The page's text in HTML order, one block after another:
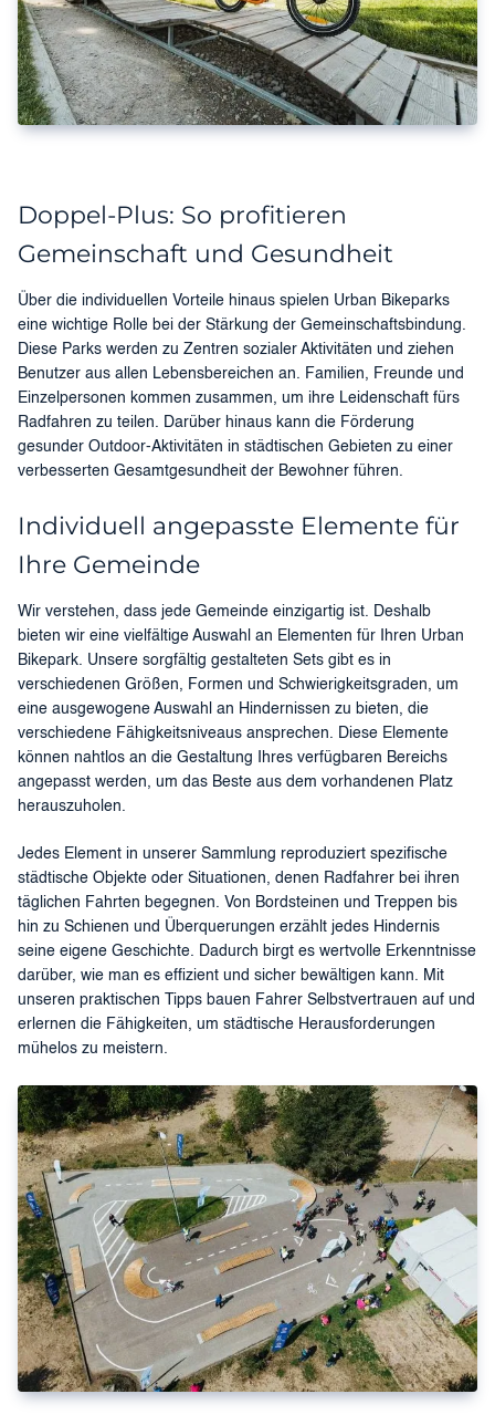
Doppel-Plus: So profitieren
Gemeinschaft und Gesundheit
Über die individuellen Vorteile hinaus spielen Urban Bikeparks
eine wichtige Rolle bei der Stärkung der Gemeinschaftsbindung.
Diese Parks werden zu Zentren sozialer Aktivitäten und ziehen
Benutzer aus allen Lebensbereichen an. Familien, Freunde und
Einzelpersonen kommen zusammen, um ihre Leidenschaft fürs
Radfahren zu teilen. Darüber hinaus kann die Förderung
gesunder Outdoor-Aktivitäten in städtischen Gebieten zu einer
verbesserten Gesamtgesundheit der Bewohner führen.
Individuell angepasste Elemente für
Ihre Gemeinde
Wir verstehen, dass jede Gemeinde einzigartig ist. Deshalb
bieten wir eine vielfältige Auswahl an Elementen für Ihren Urban
Bikepark. Unsere sorgfältig gestalteten Sets gibt es in
verschiedenen Größen, Formen und Schwierigkeitsgraden, um
eine ausgewogene Auswahl an Hindernissen zu bieten, die
verschiedene Fähigkeitsniveaus ansprechen. Diese Elemente
können nahtlos an die Gestaltung Ihres verfügbaren Bereichs
angepasst werden, um das Beste aus dem vorhandenen Platz
herauszuholen.
Jedes Element in unserer Sammlung reproduziert spezifische
städtische Objekte oder Situationen, denen Radfahrer bei ihren
täglichen Fahrten begegnen. Von Bordsteinen und Treppen bis
hin zu Schienen und Überquerungen erzählt jedes Hindernis
seine eigene Geschichte. Dadurch birgt es wertvolle Erkenntnisse
darüber, wie man es effizient und sicher bewältigen kann. Mit
unseren praktischen Tipps bauen Fahrer Selbstvertrauen auf und
erlernen die Fähigkeiten, um städtische Herausforderungen
mühelos zu meistern.